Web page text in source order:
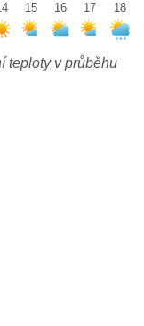
15
16
17
18
teploty v průběhu